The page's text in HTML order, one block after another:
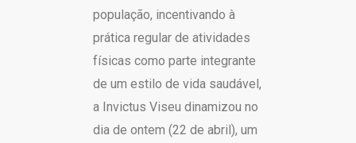
população, incentivando à
prática regular de atividades
físicas como parte integrante
de um estilo de vida saudável,
a Invictus Viseu dinamizou no
dia de ontem (22 de abril), um